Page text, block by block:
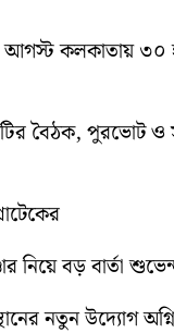
আগস্ট কলকাতায় ৩০
বৈঠক, পুরভোট
নিয়ে বড় বার্তা
নতুন উদ্যোগ